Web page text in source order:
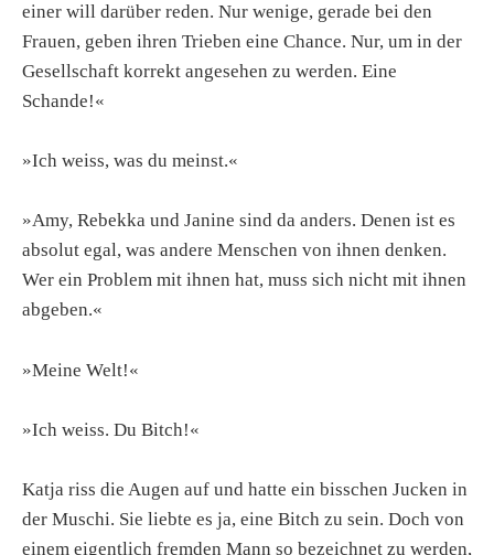
einer will darüber reden. Nur wenige, gerade bei den
Frauen, geben ihren Trieben eine Chance. Nur, um in der
Gesellschaft korrekt angesehen zu werden. Eine
Schande!«
»Ich weiss, was du meinst.«
»Amy, Rebekka und Janine sind da anders. Denen ist es
absolut egal, was andere Menschen von ihnen denken.
Wer ein Problem mit ihnen hat, muss sich nicht mit ihnen
abgeben.«
»Meine Welt!«
»Ich weiss. Du Bitch!«
Katja riss die Augen auf und hatte ein bisschen Jucken in
der Muschi. Sie liebte es ja, eine Bitch zu sein. Doch von
einem eigentlich fremden Mann so bezeichnet zu werden,